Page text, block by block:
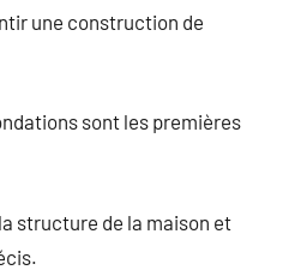
une construction de
sont les premières
structure de la maison et